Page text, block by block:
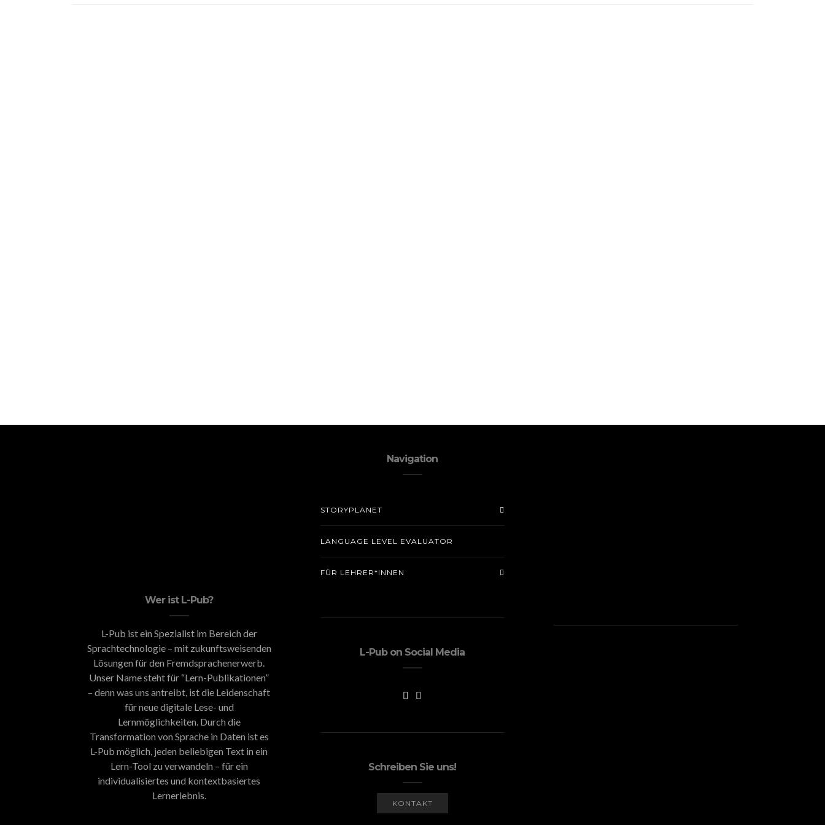
Wer ist L-Pub?
L-Pub ist ein Spezialist im Bereich der
Sprachtechnologie – mit zukunftsweisenden
Lösungen für den Fremdsprachenerwerb.
Unser Name steht für “Lern-Publikationen”
– denn was uns antreibt, ist die Leidenschaft
für neue digitale Lese- und
Lernmöglichkeiten. Durch die
Transformation von Sprache in Daten ist es
L-Pub möglich, jeden beliebigen Text in ein
Lern-Tool zu verwandeln – für ein
individualisiertes und kontextbasiertes
Lernerlebnis.
Navigation
STORYPLANET
LANGUAGE LEVEL EVALUATOR
FÜR LEHRER*INNEN
L-Pub on Social Media
Schreiben Sie uns!
KONTAKT